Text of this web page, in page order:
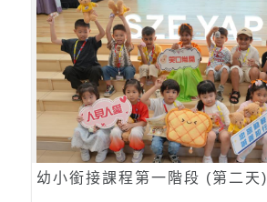
幼小銜接課程第一階段 (第二天)